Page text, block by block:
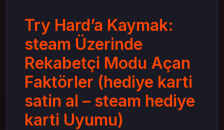
Try Hard’a Kaymak:
steam Üzerinde
Rekabetçi Modu Açan
Faktörler (hediye karti
satin al – steam hediye
karti Uyumu)